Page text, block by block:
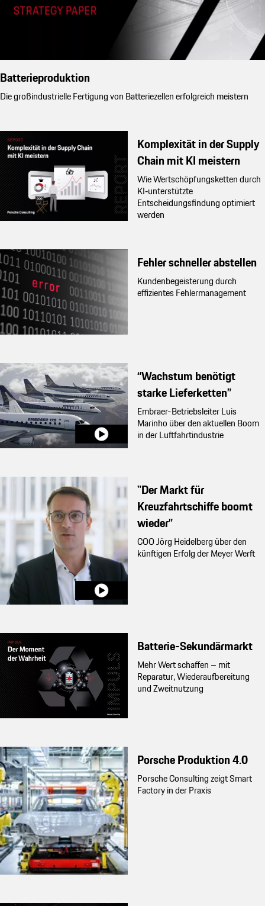
Batterieproduktion
Die großindustrielle Fertigung von Batteriezellen erfolgreich meistern
Komplexität in der Supply
Chain mit KI meistern
Wie Wertschöpfungsketten durch
KI‑unterstützte
Entscheidungsfindung optimiert
werden
Fehler schneller abstellen
Kundenbegeisterung durch
effizientes Fehlermanagement
“Wachstum benötigt
starke Lieferketten”
Embraer-Betriebsleiter Luis
Marinho über den aktuellen Boom
in der Luftfahrtindustrie
"Der Markt für
Kreuzfahrtschiffe boomt
wieder”
COO Jörg Heidelberg über den
künftigen Erfolg der Meyer Werft
Batterie-Sekundärmarkt
Mehr Wert schaffen – mit
Reparatur, Wiederaufbereitung
und Zweitnutzung
Porsche Produktion 4.0
Porsche Consulting zeigt Smart
Factory in der Praxis